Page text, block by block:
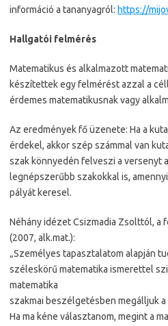
információ a tananyagról: https://
Hallgatói felmérés
Matematikus és alkalmazott
készítettek egy felmérést azzal a
érdemes matematikusnak vagy
Az eredmények fő üzenete: Ha a
érdekel, akkor szép számmal van
szak könnyedén felveszi a versenyt a
legnépszerűbb szakokkal is,
pályát keresel.
Néhány idézet Csizmadia Zsolttól, a
(2007, alk.mat.):
„Személyes tapasztalatom alapján
széleskörű matematika ismerettel
matematika
szakmai beszélgetésben megálljuk
Ha ma kéne választanom, megint a